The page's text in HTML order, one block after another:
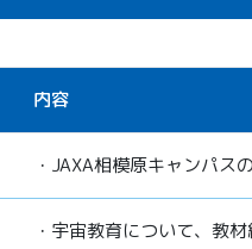
内容
・JAXA相模原キャンパス
・宇宙教育について、教